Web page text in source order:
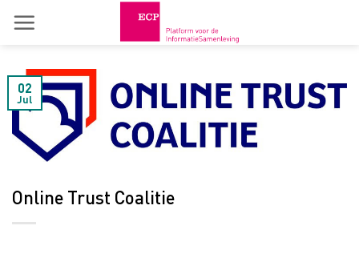
02
Jul
Online Trust Coalitie